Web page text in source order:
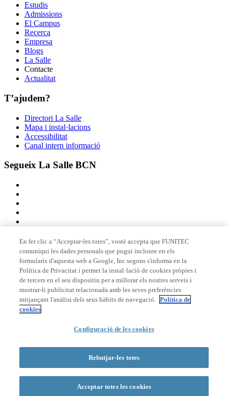
Estudis
Admissions
El Campus
Recerca
Empresa
Blogs
La Salle
Contacte
Actualitat
T’ajudem?
Directori La Salle
Mapa i instal·lacions
Accessibilitat
Canal intern informació
Segueix La Salle BCN
Membre de
Acreditacions
© 2026 La Salle Campus Barcelona - URL |Avís legal
Formulari de cerca
En fer clic a “Acceptar-les totes”, vostè accepta que FUNITEC
comuniqui les dades personals que pugui incloure en els
formularis d'aquesta web a Google, Inc segons s'informa en la
Política de Privacitat i permet la instal·lació de cookies pròpies i
de tercers en el seu dispositiu per a millorar els nostres serveis i
mostrar-li publicitat relacionada amb les seves preferències
mitjançant l'anàlisi dels seus hàbits de navegació. Política de
cookies
Configuració de les cookies
Rebutjar-les totes
Acceptar totes les cookies